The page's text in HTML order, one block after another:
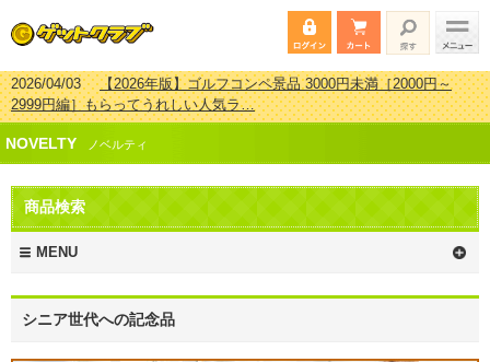
2026/04/03【2026年版】ゴルフコンペ景品 3000円未満［2000円～
2999円編］もらってうれしい人気ラ…
2026/02/16【2026年版】結婚式の二次会で貰って嬉しい景品とは？ 更
新しました！
2026/02/03【2026年版】ゴルフコンペ景品 3000円未満［2000円～
2999円編］もらってうれしい人気ラ…
2026/07/15
ング 更新しました！
NOVELTY ノベルティ
商品検索
MENU
シニア世代への記念品